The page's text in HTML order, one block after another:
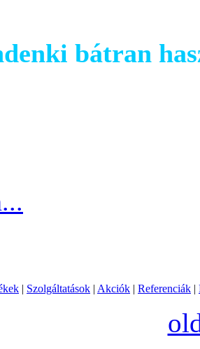
bátran
| Szolgáltatások | Akciók | Referenciák |